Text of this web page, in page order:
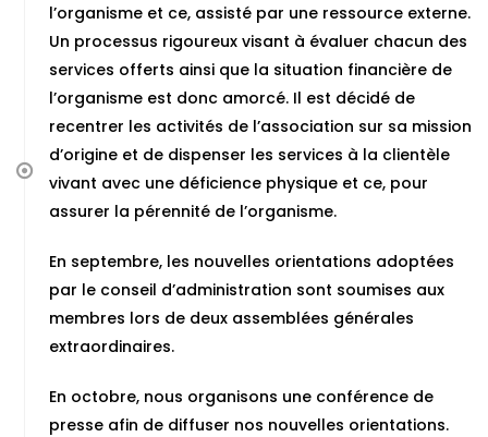
l’organisme et ce, assisté par une ressource externe.
Un processus rigoureux visant à évaluer chacun des
services offerts ainsi que la situation financière de
l’organisme est donc amorcé. Il est décidé de
recentrer les activités de l’association sur sa mission
d’origine et de dispenser les services à la clientèle
vivant avec une déficience physique et ce, pour
assurer la pérennité de l’organisme.
En septembre, les nouvelles orientations adoptées
par le conseil d’administration sont soumises aux
membres lors de deux assemblées générales
extraordinaires.
En octobre, nous organisons une conférence de
presse afin de diffuser nos nouvelles orientations.